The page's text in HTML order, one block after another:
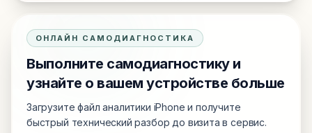
ОНЛАЙН САМОДИАГНОСТИКА
Выполните самодиагностику и
узнайте о вашем устройстве больше
Загрузите файл аналитики iPhone и получите
быстрый технический разбор до визита в сервис.